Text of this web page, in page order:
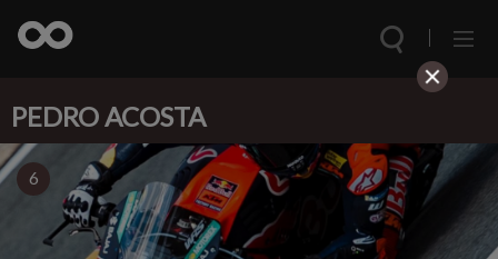
PEDRO ACOSTA
6